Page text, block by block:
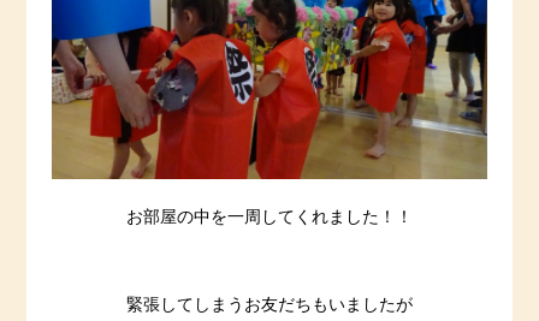
お部屋の中を一周してくれました！！
緊張してしまうお友だちもいましたが